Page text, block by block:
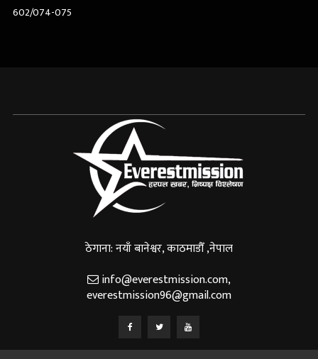
602/074-075
ठेगाना: नयाँ बानेश्वर, काठमाडौँ ,नेपाल
info@everestmission.com,
everestmission96@gmail.com